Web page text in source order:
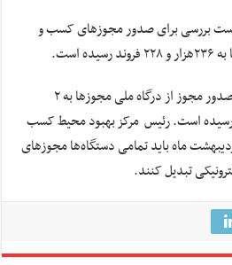
بررسی برای صدور مجوز‌های کسب و
است.
سیاح بیان کرد: تا به این لحظه صدور مجوز از درگاه ملی مجوز‌ها به ۲
۳۱۹ هزار و ۴۸۹ مورد رسیده است. رئیس مرکز بهبود محیط کسب
افزود: طبق قانون تا ۲۵ اردیبهشت ماه باید تمامی دستگاه‌ها مجوز‌های
تبدیل کنند.